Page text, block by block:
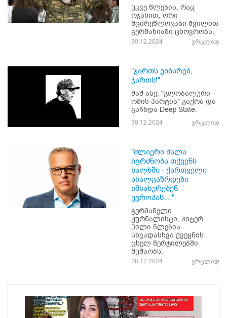
უკვე წლებია, რაც
ოჯახით, ორი
მცირეწლოვანი შვილით
გერმანიაში ცხოვრობს.
30.12.2024 ვრცლად
"ჯართს ვიბარებ,
ჯართს!"
მაშ ასე, "გლობალური
ომის პარტია" გაქრა და
გაჩნდა Deep State.
30.12.2024 ვრცლად
"ძლიერი ძალა
იგრძნობა თქვენს
ხალხში - ქართველი
ახალგაზრდები
იმსახურებენ
ევროპას...."
გერმანელი
ჟურნალისტი, პიტერ
ჰილი წლებია
სხვადასხვა ქვეყნის
ცხელ წერტილებში
მუშაობს.
28.12.2024 ვრცლად